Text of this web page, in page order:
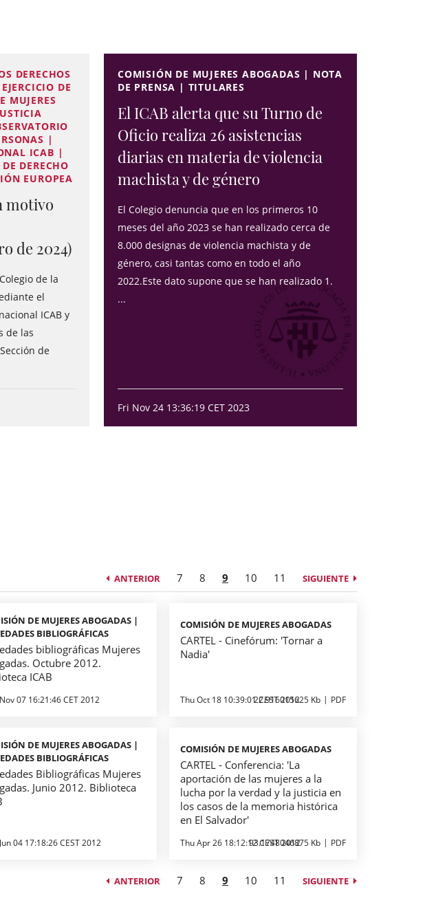
DERECHOS
DE
MUJERES
|
ICAB |
DERECHO
EUROPEA
motivo
de 2024)
de la
el
ICAB y
de las
de
COMISIÓN DE MUJERES ABOGADAS | NOTA
DE PRENSA | TITULARES
El ICAB alerta que su Turno de
Oficio realiza 26 asistencias
diarias en materia de violencia
machista y de género
El Colegio denuncia que en los primeros 10
meses del año 2023 se han realizado cerca de
8.000 designas de violencia machista y de
género, casi tantas como en todo el año
2022.Este dato supone que se han realizado 1.
...
Fri Nov 24 13:36:19 CET 2023
ANTERIOR 7 8 9 10 11 SIGUIENTE
DE MUJERES ABOGADAS |
BIBLIOGRÁFICAS
bibliográficas Mujeres
Octubre 2012.
ICAB
07 16:21:46 CET 2012
COMISIÓN DE MUJERES ABOGADAS
CARTEL - Cinefórum: 'Tornar a
Nadia'
Thu Oct 18 10:39:01 CEST 2012
22.916015625 Kb PDF
DE MUJERES ABOGADAS |
BIBLIOGRÁFICAS
Bibliográficas Mujeres
Junio 2012. Biblioteca
04 17:18:26 CEST 2012
COMISIÓN DE MUJERES ABOGADAS
CARTEL - Conferencia: 'La
aportación de las mujeres a la
lucha por la verdad y la justicia en
los casos de la memoria histórica
en El Salvador'
Thu Apr 26 18:12:12 CEST 2012
93.1748046875 Kb PDF
ANTERIOR 7 8 9 10 11 SIGUIENTE